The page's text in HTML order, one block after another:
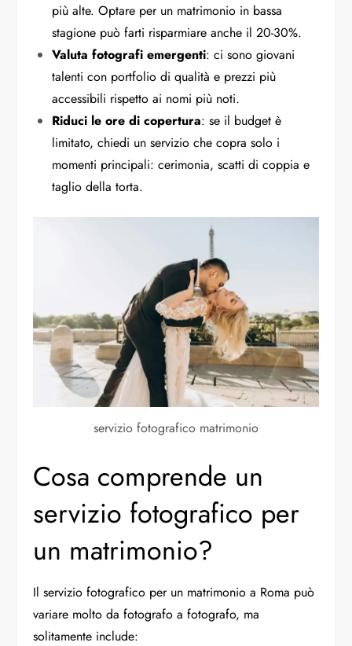
più alte. Optare per un matrimonio in bassa
stagione può farti risparmiare anche il 20-30%.
Valuta fotografi emergenti: ci sono giovani
talenti con portfolio di qualità e prezzi più
accessibili rispetto ai nomi più noti.
Riduci le ore di copertura: se il budget è
limitato, chiedi un servizio che copra solo i
momenti principali: cerimonia, scatti di coppia e
taglio della torta.
servizio fotografico matrimonio
Cosa comprende un
servizio fotografico per
un matrimonio?
Il servizio fotografico per un matrimonio a Roma può
variare molto da fotografo a fotografo, ma
solitamente include: